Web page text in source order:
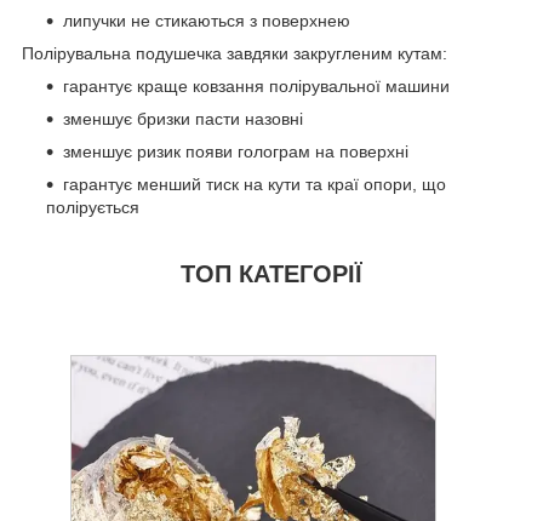
липучки не стикаються з поверхнею
Полірувальна подушечка завдяки закругленим кутам:
гарантує краще ковзання полірувальної машини
зменшує бризки пасти назовні
зменшує ризик появи голограм на поверхні
гарантує менший тиск на кути та краї опори, що
полірується
ТОП КАТЕГОРІЇ